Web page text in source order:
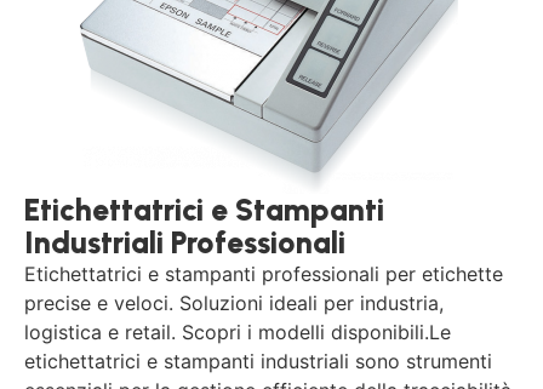
Etichettatrici e Stampanti
Industriali Professionali
Etichettatrici e stampanti professionali per etichette
precise e veloci. Soluzioni ideali per industria,
logistica e retail. Scopri i modelli disponibili.Le
etichettatrici e stampanti industriali sono strumenti